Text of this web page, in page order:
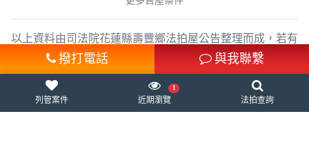
撥打電話 與我聯繫
以上資料由司法院花蓮縣壽豐鄉法拍屋公告整理而成，若有
遺誤概以法院為準，本站不負任何相關責任。
列管案件 近期瀏覽
1
法拍查詢